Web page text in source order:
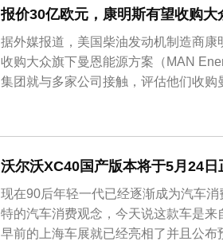
报价30亿欧元，康明斯有望收购大
据外媒报道，美国柴油发动机制造商
收购大众旗下曼恩能源方案（MAN
集团就与多家公司接触，评估他们收
拥有12个子品牌，囊括汽车、卡车、
过去几年，大众一直在试图精简...
沃尔沃XC40国产版本将于5月24
现在90后年轻一代已经逐渐成为汽车
特的汽车消费观念，今天说这款车是
早前的上海车展就已经亮相了并且公